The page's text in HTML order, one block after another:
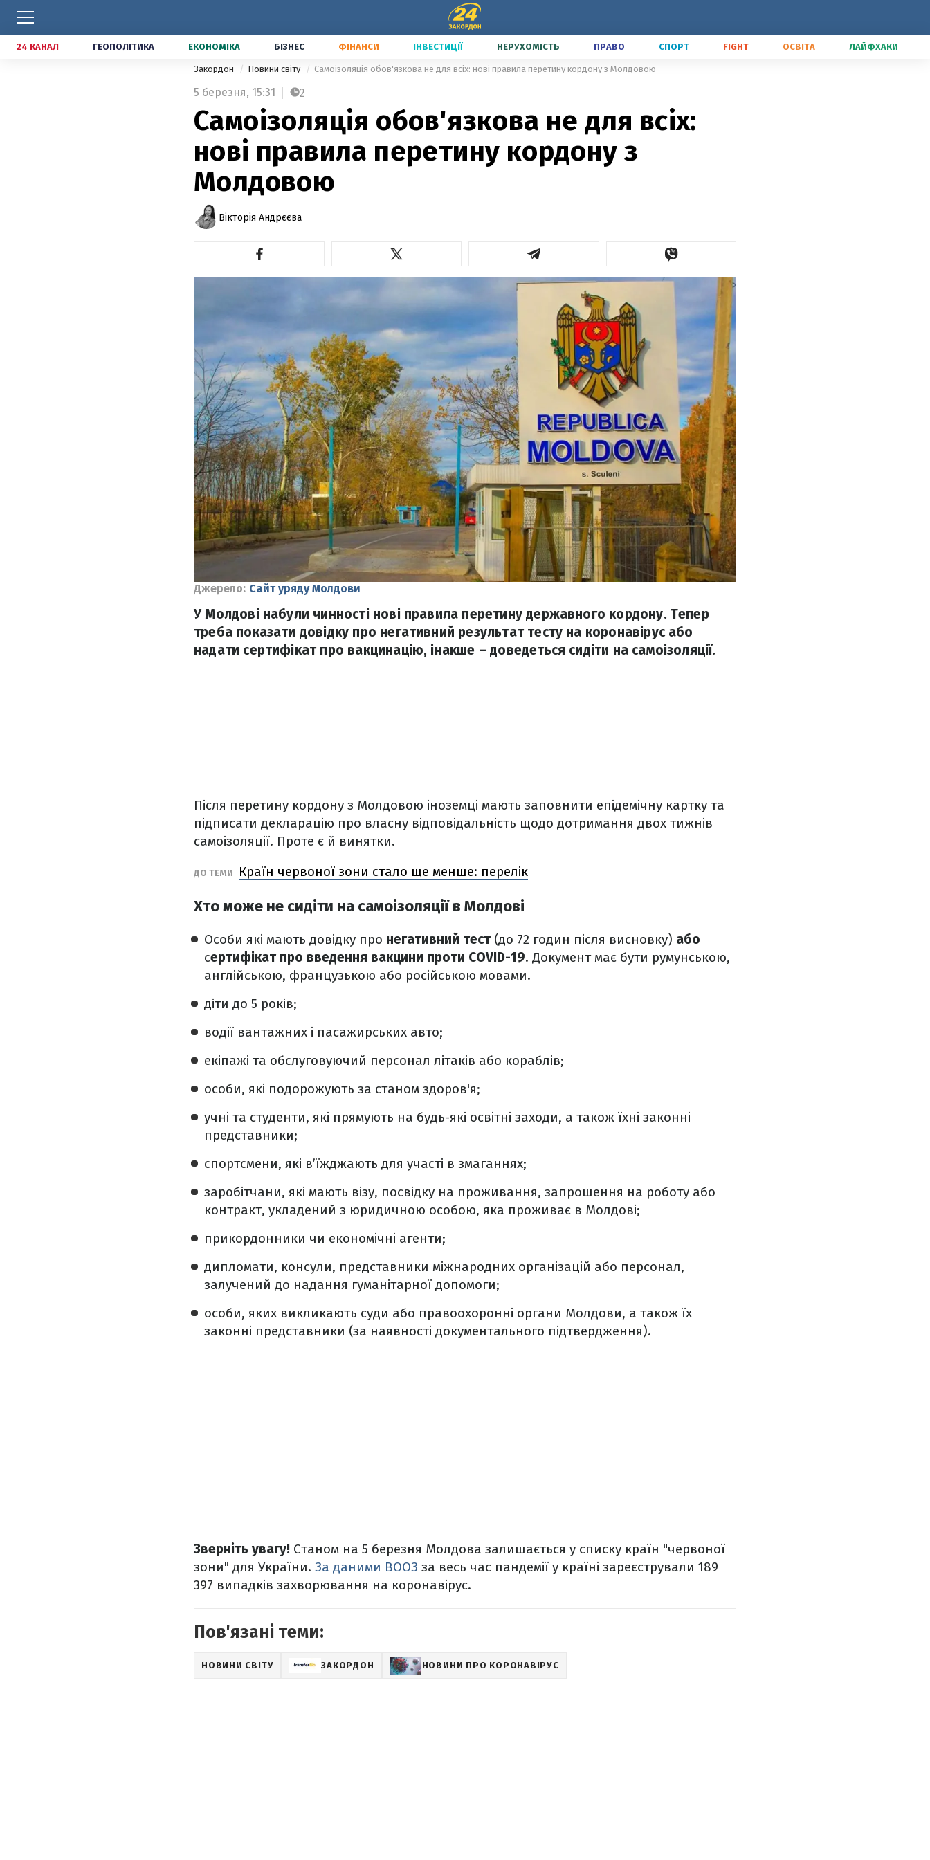
24 КАНАЛ ГЕОПОЛІТИКА ЕКОНОМІКА БІЗНЕС ФІНАНСИ ІНВЕСТИЦІЇ НЕРУХОМІСТЬ ПРАВО СПОРТ FIGHT ОСВІТА ЛАЙФХАКИ
Закордон Новини світу Самоізоляція обов'язкова не для всіх: нові правила перетину кордону з Молдовою
5 березня, 15:31 2
Самоізоляція обов'язкова не для всіх:
нові правила перетину кордону з
Молдовою
Вікторія Андрєєва
Джерело: Сайт уряду Молдови
У Молдові набули чинності нові правила перетину державного кордону. Тепер
треба показати довідку про негативний результат тесту на коронавірус або
надати сертифікат про вакцинацію, інакше – доведеться сидіти на самоізоляції.
Після перетину кордону з Молдовою іноземці мають заповнити епідемічну картку та
підписати декларацію про власну відповідальність щодо дотримання двох тижнів
самоізоляції. Проте є й винятки.
ДО ТЕМИ Країн червоної зони стало ще менше: перелік
Хто може не сидіти на самоізоляції в Молдові
Особи які мають довідку про негативний тест (до 72 годин після висновку) або
сертифікат про введення вакцини проти COVID-19. Документ має бути румунською,
англійською, французькою або російською мовами.
діти до 5 років;
водії вантажних і пасажирських авто;
екіпажі та обслуговуючий персонал літаків або кораблів;
особи, які подорожують за станом здоров'я;
учні та студенти, які прямують на будь-які освітні заходи, а також їхні законні
представники;
спортсмени, які в’їжджають для участі в змаганнях;
заробітчани, які мають візу, посвідку на проживання, запрошення на роботу або
контракт, укладений з юридичною особою, яка проживає в Молдові;
прикордонники чи економічні агенти;
дипломати, консули, представники міжнародних організацій або персонал,
залучений до надання гуманітарної допомоги;
особи, яких викликають суди або правоохоронні органи Молдови, а також їх
законні представники (за наявності документального підтвердження).
Зверніть увагу! Станом на 5 березня Молдова залишається у списку країн "червоної
зони" для України. За даними ВООЗ за весь час пандемії у країні зареєстрували 189
397 випадків захворювання на коронавірус.
Пов'язані теми:
НОВИНИ СВІТУ ЗАКОРДОН НОВИНИ ПРО КОРОНАВІРУС